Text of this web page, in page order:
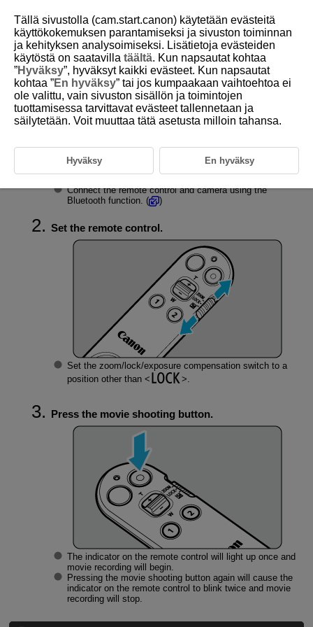
D403-011
Movie Recording
Movie recording can be performed by pressing the movie shooting button
Connect the remote control to the camera.
Connect the remote control and camera using the
Bluetooth function. (
)
Set the remote control.
Set the zoom/lock/exposure compensation switch to a
position other than
Press the movie shooting button.
The indicator on the remote control will light up once and
movie recording will begin.
Pressing the movie shooting button again will cause the
indicator on the remote control to blink twice and movie
recording will stop.
Tällä sivustolla (cam.start.canon) käytetään evästeitä
käyttökokemuksen parantamiseksi ja sivuston toiminnan
ja kehityksen analysoimiseksi. Lisätietoja evästeiden
käytöstä on saatavilla täältä. Kun napsautat kohtaa
”Hyväksy”, hyväksyt kaikki evästeet. Kun napsautat
kohtaa ”En hyväksy” tai jos kumpaakaan vaihtoehtoa ei
ole valittu, vain sivuston sisällön ja toimintojen
tuottamisessa tarvittavat evästeet tallennetaan ja
säilytetään. Voit muuttaa tätä asetusta milloin tahansa.
Hyväksy En hyväksy